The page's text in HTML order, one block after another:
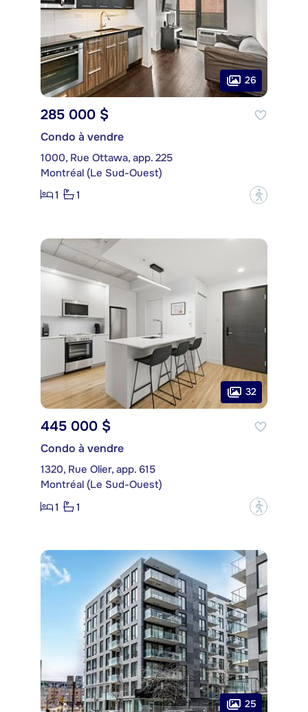
26
285 000 $
Condo à vendre
1000, Rue Ottawa, app. 225
Montréal (Le Sud-Ouest)
1
1 ?
32
445 000 $
Condo à vendre
1320, Rue Olier, app. 615
Montréal (Le Sud-Ouest)
1
1 ?
25